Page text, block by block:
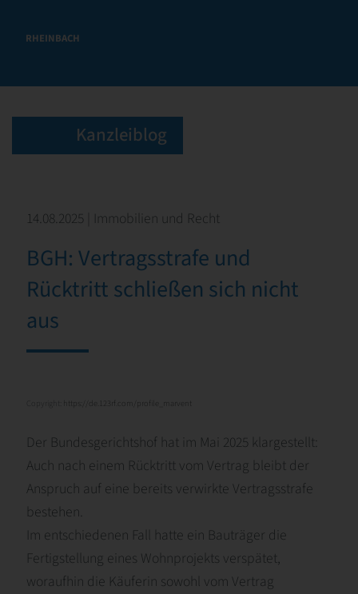
RHEINBACH
Kanzleiblog
14.08.2025 | Immobilien und Recht
BGH: Vertragsstrafe und
Rücktritt schließen sich nicht
aus
https://de.123rf.com/profile_marvent
Der Bundesgerichtshof hat im Mai 2025 klargestellt:
Auch nach einem Rücktritt vom Vertrag bleibt der
Anspruch auf eine bereits verwirkte Vertragsstrafe
bestehen.
Im entschiedenen Fall hatte ein Bauträger die
Fertigstellung eines Wohnprojekts verspätet,
woraufhin die Käuferin sowohl vom Vertrag